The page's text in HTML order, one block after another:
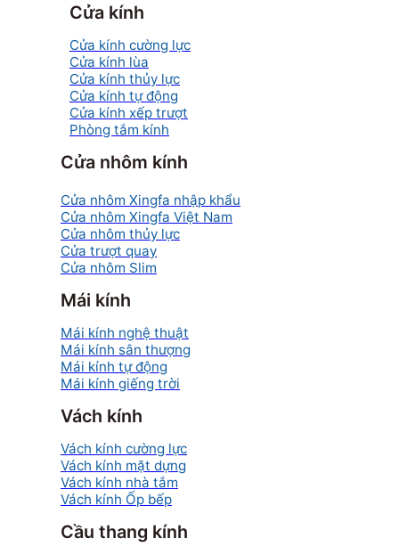
Cửa kính
Cửa kính cường lực
Cửa kính lùa
Cửa kính thủy lực
Cửa kính tự động
Cửa kính xếp trượt
Phòng tắm kính
Cửa nhôm kính
Cửa nhôm Xingfa nhập khẩu
Cửa nhôm Xingfa Việt Nam
Cửa nhôm thủy lực
Cửa trượt quay
Cửa nhôm Slim
Mái kính
Mái kính nghệ thuật
Mái kính sân thượng
Mái kính tự động
Mái kính giếng trời
Vách kính
Vách kính cường lực
Vách kính mặt dựng
Vách kính nhà tắm
Vách kính Ốp bếp
Cầu thang kính